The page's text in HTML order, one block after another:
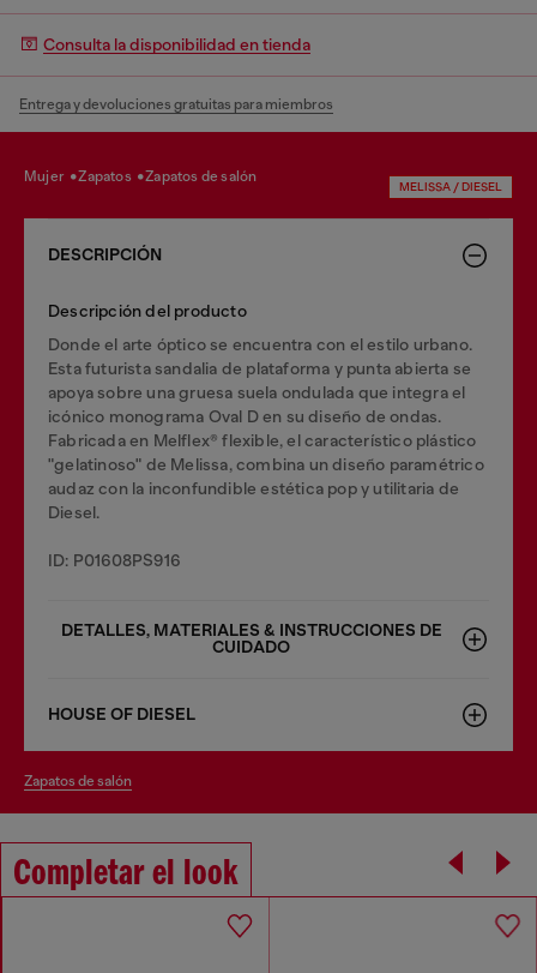
Consulta la disponibilidad en tienda
Entrega y devoluciones gratuitas para miembros
mujer zapatos zapatos de salón
MELISSA / DIESEL
DESCRIPCIÓN
Descripción del producto
Donde el arte óptico se encuentra con el estilo urbano.
Esta futurista sandalia de plataforma y punta abierta se
apoya sobre una gruesa suela ondulada que integra el
icónico monograma Oval D en su diseño de ondas.
Fabricada en Melflex® flexible, el característico plástico
"gelatinoso" de Melissa, combina un diseño paramétrico
audaz con la inconfundible estética pop y utilitaria de
Diesel.
ID: P01608PS916
DETALLES, MATERIALES & INSTRUCCIONES DE
CUIDADO
HOUSE OF DIESEL
zapatos de salón
Completar el look